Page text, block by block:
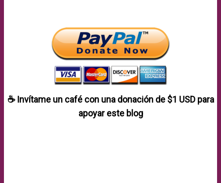
☕ Invítame un café con una donación de $1 USDpara
apoyar este blog